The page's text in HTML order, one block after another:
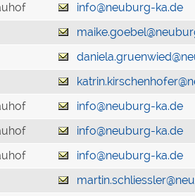
info@neuburg-ka.de
info@neuburg-ka.de
info@neuburg-ka.de
info@neuburg-ka.de